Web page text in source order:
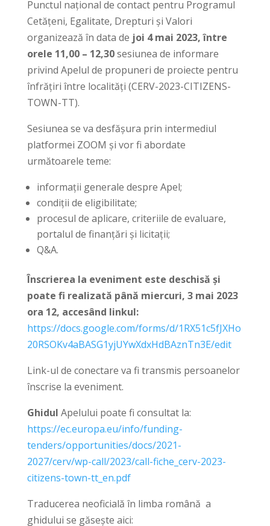
Punctul național de contact pentru Programul
Cetățeni, Egalitate, Drepturi și Valori
organizează în data de joi 4 mai 2023, între
orele 11,00 – 12,30sesiunea de informare
privind Apelul de propuneri de proiecte pentru
înfrățiri între localități (CERV-2023-CITIZENS-
TOWN-TT).
Sesiunea se va desfășura prin intermediul
platformei ZOOM și vor fi abordate
următoarele teme:
informații generale despre Apel;
condiţii de eligibilitate;
procesul de aplicare, criteriile de evaluare,
portalul de finanțări și licitații;
Q&A.
Înscrierea la eveniment este deschisă și
poate fi realizată până miercuri, 3 mai 2023
ora 12, accesând linkul:
https://docs.google.com/forms/d/1RX51c5fJXHo
20RSOKv4aBASG1yjUYwXdxHdBAznTn3E/edit
Link-ul de conectare va fi transmis persoanelor
înscrise la eveniment.
Ghidul Apelului poate fi consultat la:
https://ec.europa.eu/info/funding-
tenders/opportunities/docs/2021-
2027/cerv/wp-call/2023/call-fiche_cerv-2023-
citizens-town-tt_en.pdf
Traducerea neoficială în limba română a
ghidului se găsește aici: